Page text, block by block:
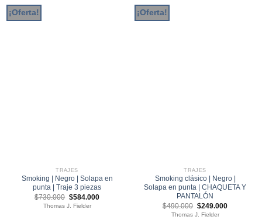
¡Oferta!
TRAJES
Smoking | Negro | Solapa en
punta | Traje 3 piezas
$730.000 El
precio
original
$584.000El
Thomas J. Fielder
¡Oferta!
TRAJES
Smoking clásico | Negro |
Solapa en punta | CHAQUETA Y
PANTALÓN
$490.000 El
precio
original
$249.000El
Thomas J. Fielder